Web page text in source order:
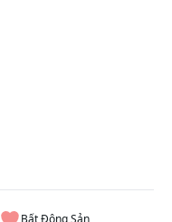
Bất Động Sản